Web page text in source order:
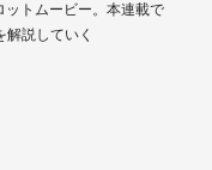
ットムービー。本連載で
説していく